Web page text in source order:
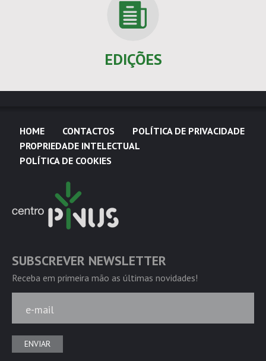
EDIÇÕES
HOME CONTACTOS
POLÍTICA DE PRIVACIDADE
PROPRIEDADE INTELECTUAL
POLÍTICA DE COOKIES
SUBSCREVER NEWSLETTER
Receba em primeira mão as últimas novidades!
e-mail
ENVIAR